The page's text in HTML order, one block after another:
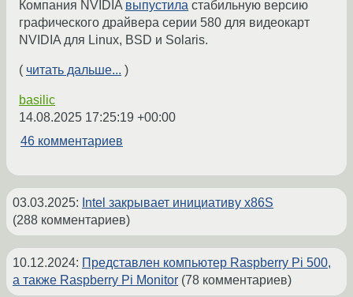
Компания NVIDIA выпустила стабильную версию
графического драйвера серии 580 для видеокарт
NVIDIA для Linux, BSD и Solaris.
( читать дальше... )
basilic
14.08.2025 17:25:19 +00:00
46 комментариев
03.03.2025: Intel закрывает инициативу x86S
(288 комментариев)
10.12.2024: Представлен компьютер Raspberry Pi 500,
а также Raspberry Pi Monitor (78 комментариев)